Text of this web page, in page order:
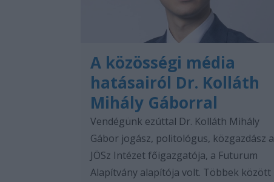
A közösségi média
hatásairól Dr. Kolláth
Mihály Gáborral
Vendégünk ezúttal Dr. Kolláth Mihály
Gábor jogász, politológus, közgazdász a
JÖSz Intézet főigazgatója, a Futurum
Alapítvány alapítója volt. Többek között